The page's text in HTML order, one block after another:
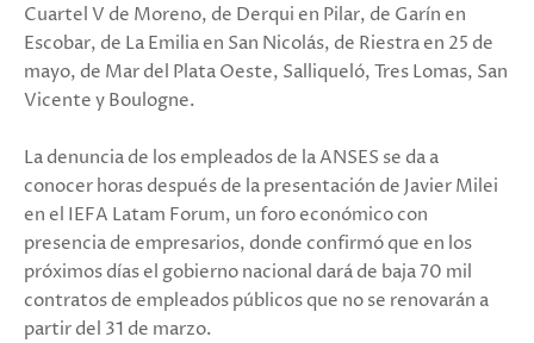
Cuartel V de Moreno, de Derqui en Pilar, de Garín en
Escobar, de La Emilia en San Nicolás, de Riestra en 25 de
mayo, de Mar del Plata Oeste, Salliqueló, Tres Lomas, San
Vicente y Boulogne.
La denuncia de los empleados de la ANSES se da a
conocer horas después de la presentación de Javier Milei
en el IEFA Latam Forum, un foro económico con
presencia de empresarios, donde confirmó que en los
próximos días el gobierno nacional dará de baja 70 mil
contratos de empleados públicos que no se renovarán a
partir del 31 de marzo.